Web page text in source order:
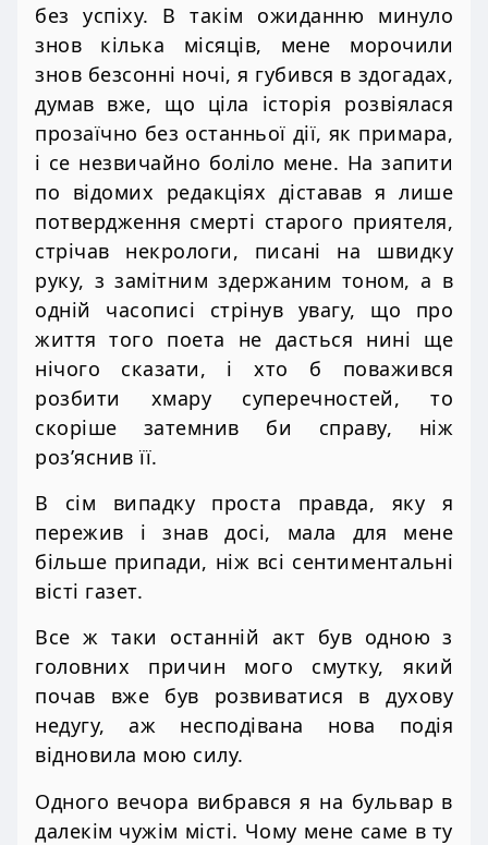
без успіху. В такім ожиданню минуло
знов кілька місяців, мене морочили
знов безсонні ночі, я губився в здогадах,
думав вже, що ціла історія розвіялася
прозаїчно без останньої дії, як примара,
і се незвичайно боліло мене. На запити
по відомих редакціях діставав я лише
потвердження смерті старого приятеля,
стрічав некрологи, писані на швидку
руку, з замітним здержаним тоном, а в
одній часописі стрінув увагу, що про
життя того поета не дасться нині ще
нічого сказати, і хто б поважився
розбити хмару суперечностей, то
скоріше затемнив би справу, ніж
роз’яснив її.
В сім випадку проста правда, яку я
пережив і знав досі, мала для мене
більше припади, ніж всі сентиментальні
вісті газет.
Все ж таки останній акт був одною з
головних причин мого смутку, який
почав вже був розвиватися в духову
недугу, аж несподівана нова подія
відновила мою силу.
Одного вечора вибрався я на бульвар в
далекім чужім місті. Чому мене саме в ту